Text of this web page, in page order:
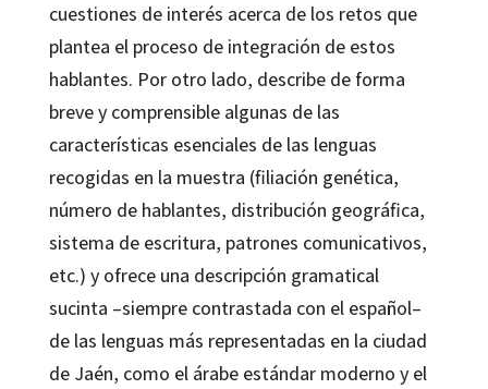
cuestiones de interés acerca de los retos que
plantea el proceso de integración de estos
hablantes. Por otro lado, describe de forma
breve y comprensible algunas de las
características esenciales de las lenguas
recogidas en la muestra (filiación genética,
número de hablantes, distribución geográfica,
sistema de escritura, patrones comunicativos,
etc.) y ofrece una descripción gramatical
sucinta –siempre contrastada con el español–
de las lenguas más representadas en la ciudad
de Jaén, como el árabe estándar moderno y el